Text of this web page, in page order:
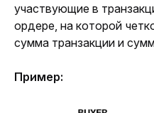
участвующие в
ордере, на которой
сумма транзакции и
Пример: